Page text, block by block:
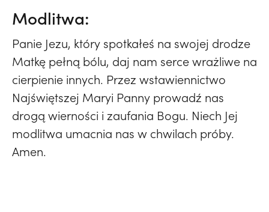
Modlitwa:
Panie Jezu, który spotkałeś na swojej drodze
Matkę pełną bólu, daj nam serce wrażliwe na
cierpienie innych. Przez wstawiennictwo
Najświętszej Maryi Panny prowadź nas
drogą wierności i zaufania Bogu. Niech Jej
modlitwa umacnia nas w chwilach próby.
Amen.